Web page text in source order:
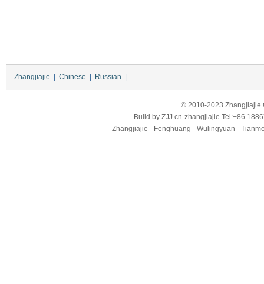
Zhangjiajie Chinese Russian
© 2010-2023 Zhangjiajie
Build by ZJJ cn-zhangjiajie Tel:+86
Zhangjiajie - Fenghuang - Wulingyuan -